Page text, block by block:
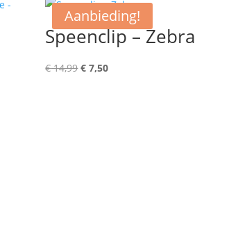
Aanbieding!
Speenclip – Zebra
€14,99Oorspronkelijke
€ 7,50Huidige